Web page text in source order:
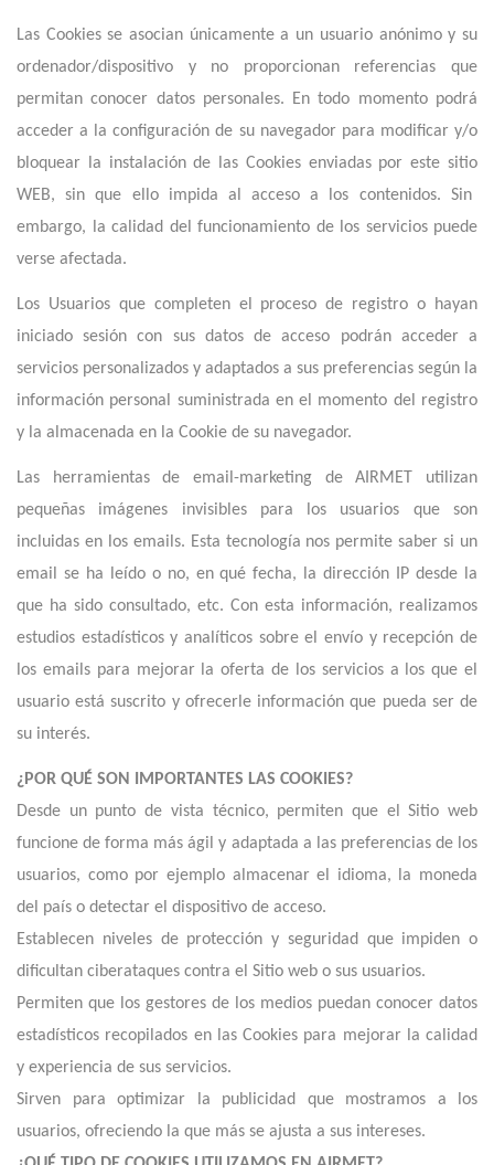
Las Cookies se asocian únicamente a un usuario anónimo y su
ordenador/dispositivo y no proporcionan referencias que
permitan conocer datos personales. En todo momento podrá
acceder a la configuración de su navegador para modificar y/o
bloquear la instalación de las Cookies enviadas poreste sitio
WEB, sin que ello impida al acceso a los contenidos. Sin
embargo, la calidad del funcionamiento de los servicios puede
verse afectada.
Los Usuarios que completen el proceso de registro o hayan
iniciado sesión con sus datos de acceso podrán acceder a
servicios personalizados y adaptados a sus preferencias según la
información personal suministrada en el momento del registro
y la almacenada en la Cookie de su navegador.
Las herramientas de email-marketing de AIRMET utilizan
pequeñas imágenes invisibles para los usuarios que son
incluidas en los emails. Esta tecnología nos permite saber si un
email se ha leído o no, en qué fecha, la dirección IP desde la
que ha sido consultado, etc. Con esta información, realizamos
estudios estadísticos y analíticos sobre el envío y recepción de
los emails para mejorar la oferta de los servicios a los que el
usuario está suscrito y ofrecerle información que pueda ser de
su interés.
¿POR QUÉ SON IMPORTANTES LAS COOKIES?
Desde un punto de vista técnico, permiten que el Sitio web
funcione de forma más ágil y adaptada a las preferencias de los
usuarios, como por ejemplo almacenar el idioma, la moneda
del país o detectar el dispositivo de acceso.
Establecen niveles de protección y seguridad que impiden o
dificultan ciberataques contra el Sitio web o sus usuarios.
Permiten que los gestores de los medios puedan conocer datos
estadísticos recopilados en las Cookies para mejorar la calidad
y experiencia de sus servicios.
Sirven para optimizar la publicidad que mostramos a los
usuarios, ofreciendo la que más se ajusta a sus intereses.